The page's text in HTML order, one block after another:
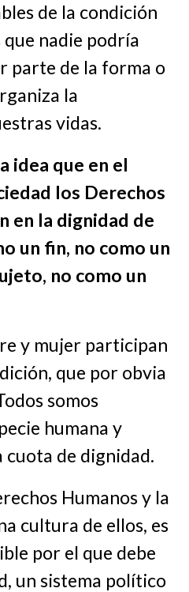
de la condición
que nadie podría
parte de la forma o
la
vidas.
idea que en el
los Derechos
en la dignidad de
un fin, no como un
no como un
y mujer participan
que por obvia
somos
humana y
cuota de dignidad.
Humanos y la
cultura de ellos, es
por el que debe
un sistema político